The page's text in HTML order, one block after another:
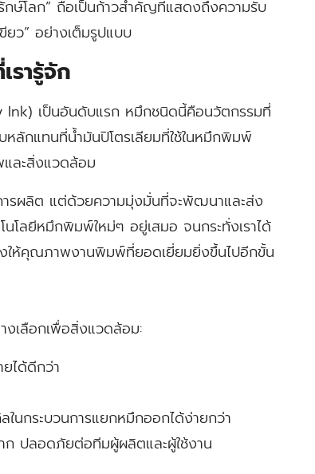
ษ์โลก” ถือเป็นก้าวสำคัญที่แสดงถึงความรับ
ยว” อย่างเต็มรูปแบบ
ารู้จัก
Ink) เป็นอันดับแรก หมึกชนิดนี้คือนวัตกรรมที่
หลักแทนที่น้ำมันปิโตรเลียมที่ใช้ในหมึกพิมพ์
ละสิ่งแวดล้อม
ารผลิต แต่ด้วยความมุ่งมั่นที่จะพัฒนาและส่ง
โลยีหมึกพิมพ์ใหม่ๆ อยู่เสมอ จนกระทั่งเราได้
ให้คุณภาพงานพิมพ์ที่ยอดเยี่ยมยิ่งขึ้นไปอีกขั้น
งเลือกเพื่อสิ่งแวดล้อม:
ได้ดีกว่า
นกระบวนการแยกหมึกออกได้ง่ายกว่า
ก ปลอดภัยต่อทีมผู้ผลิตและผู้ใช้งาน